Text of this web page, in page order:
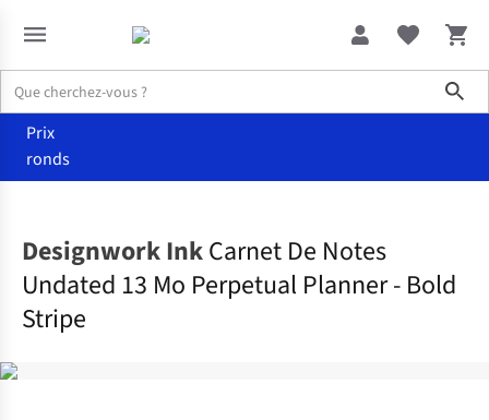
Prix
ronds
Designwork InkCarnet De Notes
Undated 13 Mo Perpetual Planner - Bold
Stripe